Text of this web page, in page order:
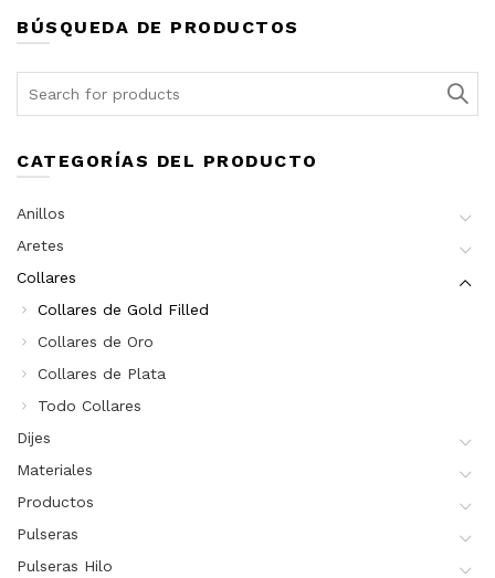
BÚSQUEDA DE PRODUCTOS
CATEGORÍAS DEL PRODUCTO
Anillos
Aretes
Collares
Collares de Gold Filled
Collares de Oro
Collares de Plata
Todo Collares
Dijes
Materiales
Productos
Pulseras
Pulseras Hilo